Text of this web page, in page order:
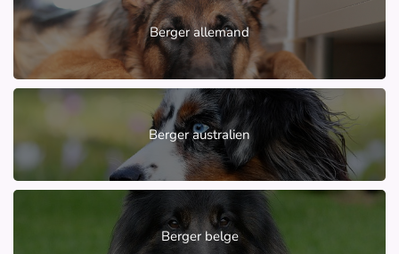
Berger allemand
Berger australien
Berger belge